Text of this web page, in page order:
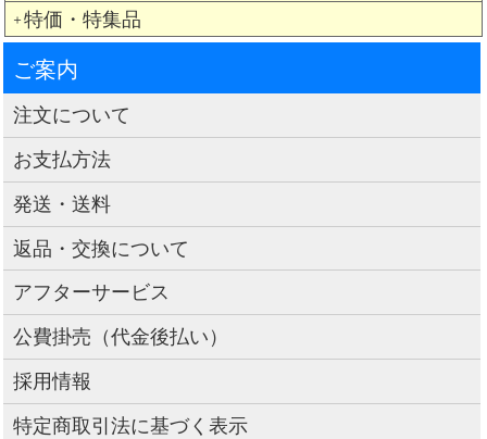
＋ 特価・特集品
ご案内
注文について
お支払方法
発送・送料
返品・交換について
アフターサービス
公費掛売（代金後払い）
採用情報
特定商取引法に基づく表示